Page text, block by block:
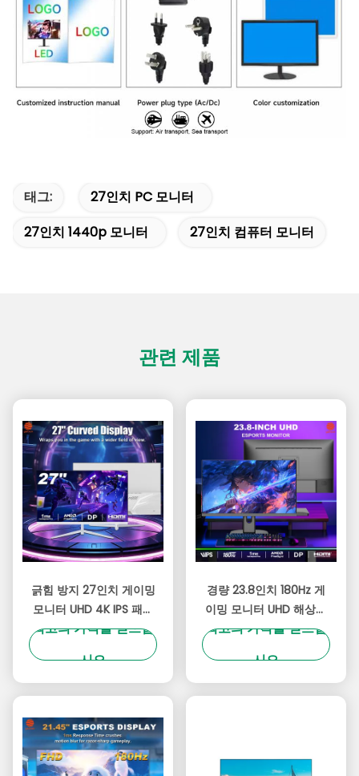
태그:
27인치 PC 모니터
27인치 1440p 모니터
27인치 컴퓨터 모니터
관련 제품
긁힘 방지 27인치 게이밍
모니터 UHD 4K IPS 패널
180Hz 3840x2160 해상
최고의 가격을 얻으십
시오
경량 23.8인치 180Hz 게
이밍 모니터 UHD 해상도
300cd/M2 밝기 OEM 브
최고의 가격을 얻으십
시오